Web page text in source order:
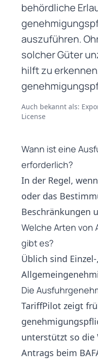
behördliche
auszuführen.
solcher Güter
hilft zu
Auch bekannt als:
License
Wann ist eine
erforderlich?
In der Regel,
oder das
Beschränkungen
Welche Arten von
gibt es?
Üblich sind
Die
TariffPilot zeigt
unterstützt so die
Antrags beim